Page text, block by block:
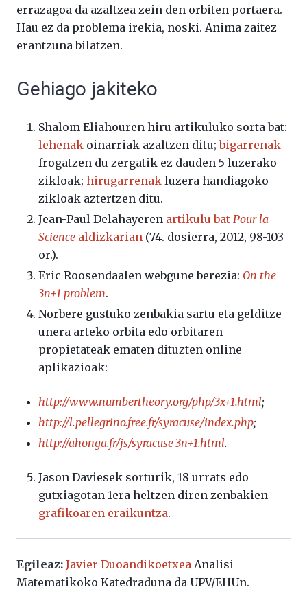
errazagoa da azaltzea zein den orbiten portaera.
Hau ez da problema irekia, noski. Anima zaitez
erantzuna bilatzen.
Gehiago jakiteko
Shalom Eliahouren hiru artikuluko sorta bat:
lehenak oinarriak azaltzen ditu;bigarrenak
frogatzen du zergatik ez dauden 5 luzerako
zikloak; hirugarrenak luzera handiagoko
zikloak aztertzen ditu.
Jean-Paul Delahayeren artikulu bat Pour la
Science aldizkarian (74. dosierra, 2012, 98-103
or.).
Eric Roosendaalen webgune berezia: On the
3n+1 problem.
Norbere gustuko zenbakia sartu eta gelditze-
unera arteko orbita edo orbitaren
propietateak ematen dituzten online
aplikazioak:
http://www.numbertheory.org/php/3x+1.html;
http://l.pellegrino.free.fr/syracuse/index.php;
http://ahonga.fr/js/syracuse_3n+1.html.
Jason Daviesek sorturik, 18 urrats edo
gutxiagotan 1era heltzen diren zenbakien
grafikoaren eraikuntza.
Egileaz: Javier Duoandikoetxea Analisi
Matematikoko Katedraduna da UPV/EHUn.